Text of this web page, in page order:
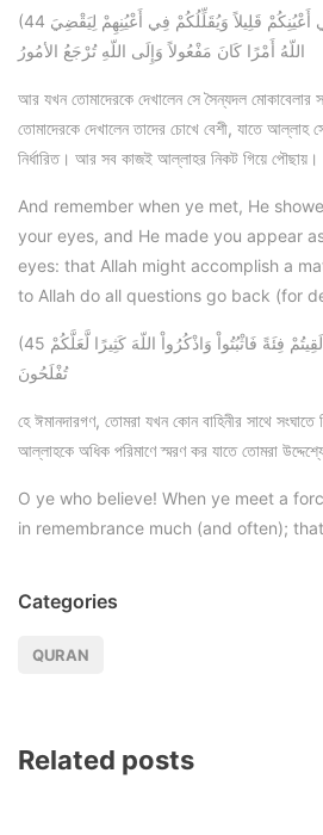
(44 وَإِذْ يُرِيكُمُوهُمْ إِذِ الْتَقَيْتُمْ فِي أَعْيُنِكُمْ قَلِيلاً وَيُقَلِّلُكُمْ فِي أَعْيُنِهِمْ لِيَقْضِيَ
اللّهُ أَمْرًا كَانَ مَفْعُولاً وَإِلَى اللّهِ تُرْجَعُ الأمُورُ
আর যখন তোমাদেরকে দেখালেন সে সৈন্যদল মোকাবেলার
তোমাদেরকে দেখালেন তাদের চোখে বেশী, যাতে আল্লাহ
নির্ধারিত। আর সব কাজই আল্লাহর নিকট গিয়ে পৌছায়।
And remember when ye met, He
your eyes, and He made you appear
eyes: that Allah might accomplish a
to Allah do all questions go back (for
(45 يَا أَيُّهَا الَّذِينَ آمَنُواْ إِذَا لَقِيتُمْ فِئَةً فَاثْبُتُواْ وَاذْكُرُواْ اللّهَ كَثِيرًا لَّعَلَّكُمْ
تُفْلَحُونَ
হে ঈমানদারগণ, তোমরা যখন কোন বাহিনীর সাথে
আল্লাহকে অধিক পরিমাণে স্মরণ কর যাতে তোমরা
O ye who believe! When ye meet a
in remembrance much (and often);
Categories
QURAN
Related posts